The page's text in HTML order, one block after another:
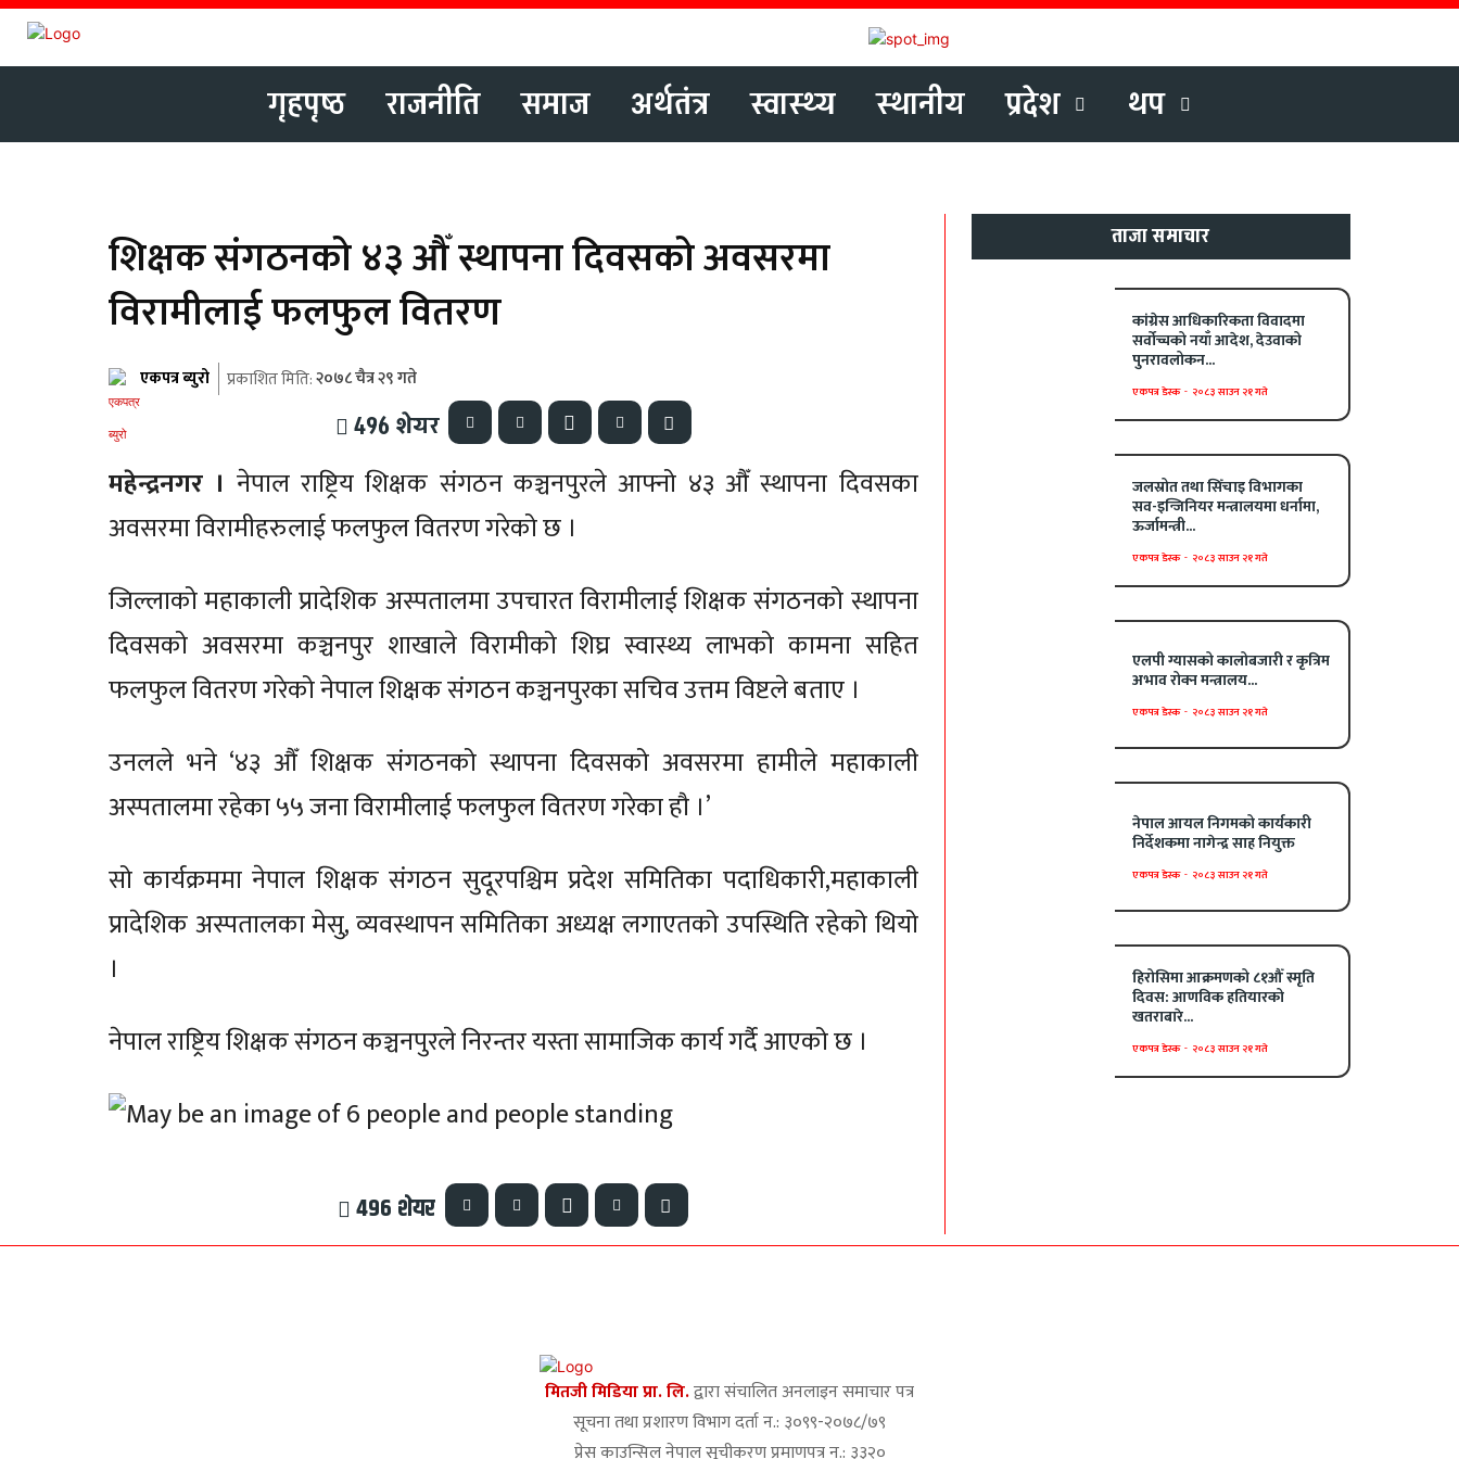
गृहपृष्ठ राजनीति समाज अर्थतंत्र स्वास्थ्य स्थानीय प्रदेश थप
शिक्षक संगठनको ४३ औँ स्थापना दिवसको अवसरमा
विरामीलाई फलफुल वितरण
एकपत्र ब्युरो प्रकाशित मिति:२०७८ चैत्र २९ गते
496शेयर
महेन्द्रनगर । नेपाल राष्ट्रिय शिक्षक संगठन कञ्चनपुरले आफ्नो ४३ औँ स्थापना दिवसका
अवसरमा विरामीहरुलाई फलफुल वितरण गरेको छ ।
जिल्लाको महाकाली प्रादेशिक अस्पतालमा उपचारत विरामीलाई शिक्षक संगठनको स्थापना
दिवसको अवसरमा कञ्चनपुर शाखाले विरामीको शिघ्र स्वास्थ्य लाभको कामना सहित
फलफुल वितरण गरेको नेपाल शिक्षक संगठन कञ्चनपुरका सचिव उत्तम विष्टले बताए ।
उनलले भने ‘४३ औँ शिक्षक संगठनको स्थापना दिवसको अवसरमा हामीले महाकाली
अस्पतालमा रहेका ५५ जना विरामीलाई फलफुल वितरण गरेका हौ ।’
सो कार्यक्रममा नेपाल शिक्षक संगठन सुदूरपश्चिम प्रदेश समितिका पदाधिकारी,महाकाली
प्रादेशिक अस्पतालका मेसु, व्यवस्थापन समितिका अध्यक्ष लगाएतको उपस्थिति रहेको थियो
।
नेपाल राष्ट्रिय शिक्षक संगठन कञ्चनपुरले निरन्तर यस्ता सामाजिक कार्य गर्दै आएको छ ।
496 शेयर
ताजा समाचार
कांग्रेस आधिकारिकता विवादमा
सर्वोच्चको नयाँ आदेश, देउवाको
पुनरावलोकन...
एकपत्र डेस्क - २०८३ साउन २१ गते
जलस्रोत तथा सिँचाइ विभागका
सव-इन्जिनियर मन्त्रालयमा धर्नामा,
ऊर्जामन्त्री...
एकपत्र डेस्क - २०८३ साउन २१ गते
एलपी ग्यासको कालोबजारी र कृत्रिम
अभाव रोक्न मन्त्रालय...
एकपत्र डेस्क - २०८३ साउन २१ गते
नेपाल आयल निगमको कार्यकारी
निर्देशकमा नागेन्द्र साह नियुक्त
एकपत्र डेस्क - २०८३ साउन २१ गते
हिरोसिमा आक्रमणको ८१औँ स्मृति
दिवस: आणविक हतियारको
खतराबारे...
एकपत्र डेस्क - २०८३ साउन २१ गते
मितजी मिडिया प्रा. लि.द्वारा संचालित अनलाइन समाचार पत्र
सूचना तथा प्रशारण विभाग दर्ता न.: ३०९९-२०७८/७९